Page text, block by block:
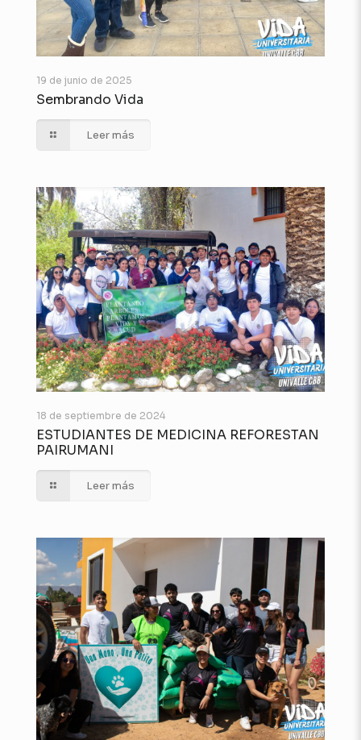
19 de junio de 2025
Sembrando Vida
Leer más
18 de septiembre de 2024
ESTUDIANTES DE MEDICINA REFORESTAN
PAIRUMANI
Leer más